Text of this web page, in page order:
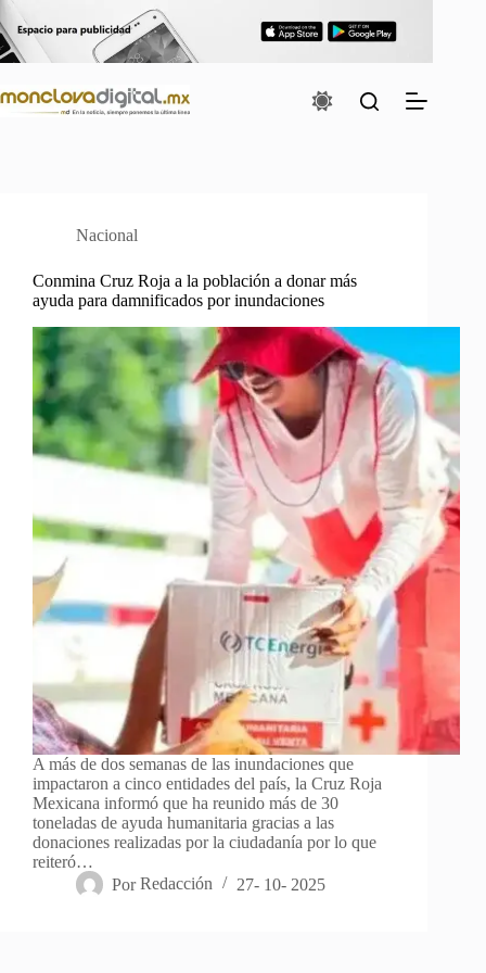
al
contenido
Nacional
Conmina Cruz Roja a la población a donar más
ayuda para damnificados por inundaciones
A más de dos semanas de las inundaciones que
impactaron a cinco entidades del país, la Cruz Roja
Mexicana informó que ha reunido más de 30
toneladas de ayuda humanitaria gracias a las
donaciones realizadas por la ciudadanía por lo que
reiteró…
Por Redacción 27- 10- 2025